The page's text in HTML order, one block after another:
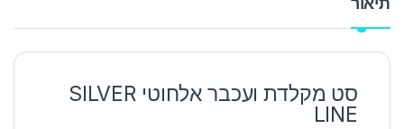
סט מקלדת ועכבר אלחוטי SILVER
LINE